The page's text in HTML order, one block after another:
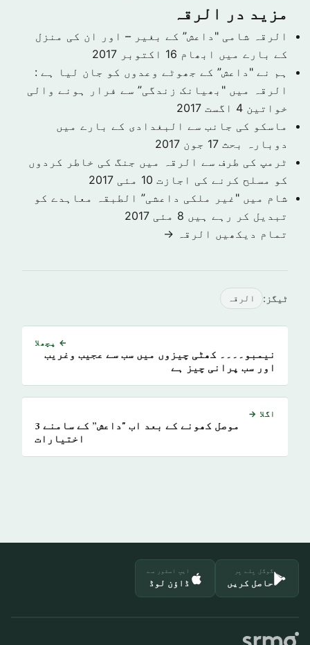
مزید در الرقہ
الرقہ شامی "داعش” کے بغیر – اور ان کی منزل
کے بارے میں ابھام 16 اکتوبر 2017
ہم نے "داعش” کے جھوٹے وعدوں کو جان لیا ہے :
الرقہ میں "بھیانک زندگی” سے فرار ہونے والی
خواتین 4 اگست 2017
ماسکو کی جانب سے البغدادی کے بارے میں
دوبارہ بحث 17 جون 2017
ٹرمپ کی طرف سے الرقہ میں جنگ کی خاطر کردوں
کو مسلح کرنے کی اجازت 10 مئی 2017
شام میں "غیر ملکی داعشی” الطبقہ معاہدے کو
تبدیل کر رہے ہیں 8 مئی 2017
تمام دیکھیں الرقہ →
ٹیگز: الرقہ
← پچھلا
نیمبو۔۔۔۔ کھٹی چیزوں میں سب سے عجیب وغریب
اور سب پرانی چیز ہے
اگلا →
موصل کھونے کے بعد اب "داعش” کے سامنے 3
اختیارات
گوگل پلے پر
حاصل کریں
ایپ اسٹور سے
ڈاؤن لوڈ